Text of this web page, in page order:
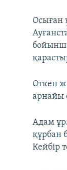
Осыған
Өткен
арнайы
Адам
құрбан
Кейбір